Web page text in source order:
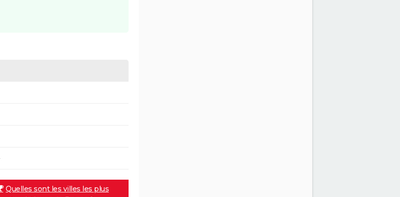
Quelles sont les villes les plus